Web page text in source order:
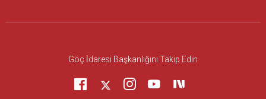
Göç İdaresi Başkanlığını Takip Edin